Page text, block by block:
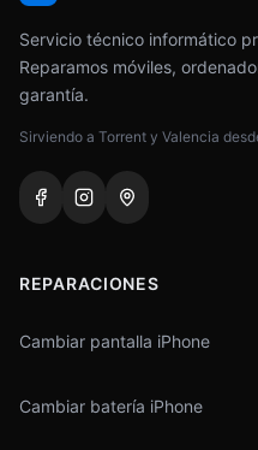
Servicio técnico informático
Reparamos móviles,
garantía.
Sirviendo a Torrent y Valencia
REPARACIONES
Cambiar pantalla iPhone
Cambiar batería iPhone